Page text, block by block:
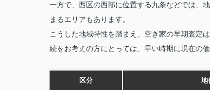
一方で、西区の西部に位置する九条などでは、
まるエリアもあります。
こうした地域特性を踏まえ、空き家の早期査定
続をお考えの方にとっては、早い時期に現在の
区分 地